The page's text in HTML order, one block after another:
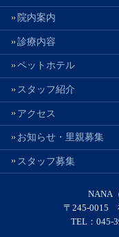
院内案内
診療内容
ペットホテル
スタッフ紹介
アクセス
お知らせ・里親募集
スタッフ募集
NANA
〒245-0015
TEL：045-